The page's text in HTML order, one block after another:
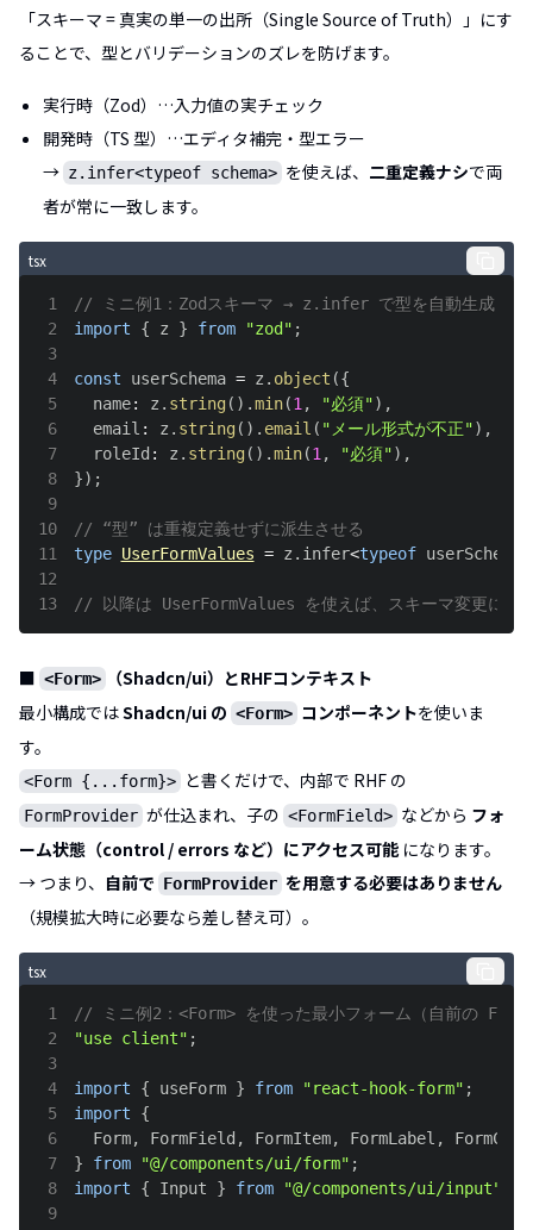
「スキーマ = 真実の単一の出所（Single Source of Truth）」にす
ることで、型とバリデーションのズレを防げます。
実行時（Zod）…入力値の実チェック
開発時（TS 型）…エディタ補完・型エラー
→ z.infer<typeof schema> を使えば、 二重定義ナシで両
者が常に一致します。
tsx
1
// ミニ例1：Zodスキーマ → z.infer で型を自動生成
2
import { z } from "zod" ;
3
4
const userSchema = z . object ({
5
  name
: z . string( ) .min(1 , "必須") ,
6
  email
: z . string( ) . email ( "メール形式が不正") ,
7
  roleId
: z . string( ) .min(1 , "必須") ,
8
}) ;
9
10
// “型” は重複定義せずに派生させる
11
type UserFormValues = z . infer<typeof userSchema
12
13
// 以降は UserFormValues を使えば、スキーマ変更に型
■ <Form>
（Shadcn/ui）とRHFコンテキスト
最小構成ではShadcn/ui の <Form> コンポーネントを使いま
す。
<Form {...form}> と書くだけで、内部で RHF の
FormProvider が仕込まれ、子の <FormField> などから フォ
ーム状態（control / errors など）にアクセス可能になります。
→ つまり、 自前で FormProvider を用意する必要はありません
（規模拡大時に必要なら差し替え可）。
tsx
1
// ミニ例2：<Form> を使った最小フォーム（自前の
2
"use client" ;
3
4
import { useForm } from "react-hook-form" ;
5
import
{
6
Form, FormField , FormItem, FormLabel ,
7
} from "@/components/ui/form" ;
8
import { Input } from "@/components/ui/input"
9